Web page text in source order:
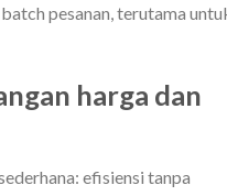
pesanan, terutama
harga dan
efisiensi tanpa